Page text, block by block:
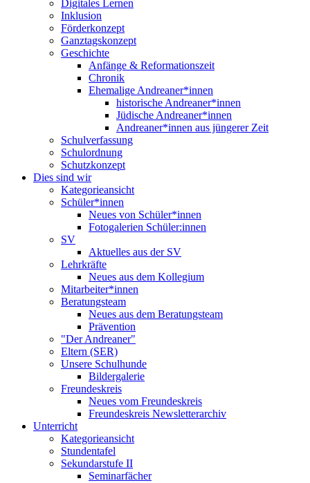
Digitales Lernen
Inklusion
Förderkonzept
Ganztagskonzept
Geschichte
Anfänge & Reformationszeit
Chronik
Ehemalige Andreaner*innen
historische Andreaner*innen
Jüdische Andreaner*innen
Andreaner*innen aus jüngerer Zeit
Schulverfassung
Schulordnung
Schutzkonzept
Dies sind wir
Kategorieansicht
Schüler*innen
Neues von Schüler*innen
Fotogalerien Schüler:innen
SV
Aktuelles aus der SV
Lehrkräfte
Neues aus dem Kollegium
Mitarbeiter*innen
Beratungsteam
Neues aus dem Beratungsteam
Prävention
"Der Andreaner"
Eltern (SER)
Unsere Schulhunde
Bildergalerie
Freundeskreis
Neues vom Freundeskreis
Freundeskreis Newsletterarchiv
Unterricht
Kategorieansicht
Stundentafel
Sekundarstufe II
Seminarfächer